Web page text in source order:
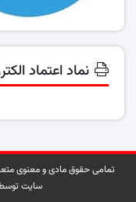
نماد اعتماد
تمامی حقوق مادی و معنوی
سایت